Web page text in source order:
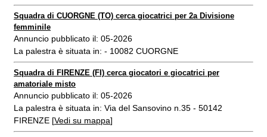
Squadra di CUORGNE (TO) cerca giocatrici per 2a Divisione
femminile
Annuncio pubblicato il: 05-2026
La palestra è situata in: - 10082 CUORGNE
Squadra di FIRENZE (FI) cerca giocatori e giocatrici per
amatoriale misto
Annuncio pubblicato il: 05-2026
La palestra è situata in: Via del Sansovino n.35 - 50142
FIRENZE [Vedi su mappa]